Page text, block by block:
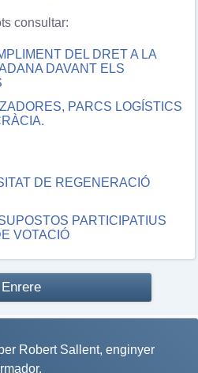
consultar:
DEL DRET A LA
DAVANT ELS
PARCS LOGÍSTICS
DE REGENERACIÓ
PARTICIPATIUS
VOTACIÓ
Enrere
Robert Sallent, enginyer